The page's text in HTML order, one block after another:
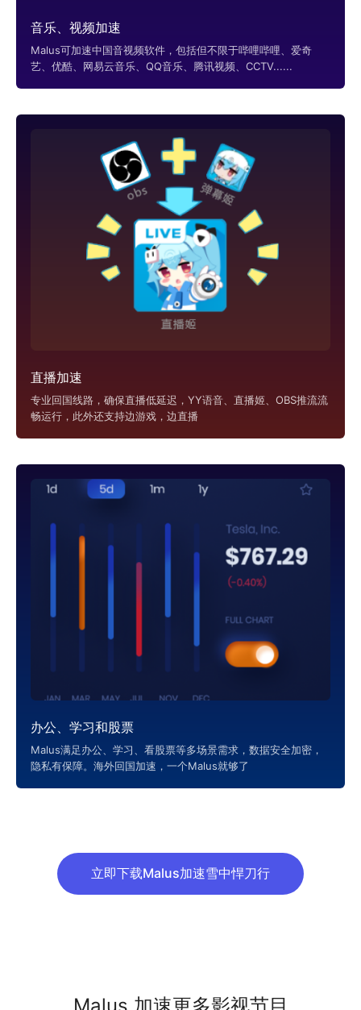
音乐、视频加速
Malus可加速中国音视频软件，包括但不限于哔哩哔哩、爱奇
艺、优酷、网易云音乐、QQ音乐、腾讯视频、CCTV......
直播加速
专业回国线路，确保直播低延迟，YY语音、直播姬、OBS推流流
畅运行，此外还支持边游戏，边直播
办公、学习和股票
Malus满足办公、学习、看股票等多场景需求，数据安全加密，
隐私有保障。海外回国加速，一个Malus就够了
立即下载Malus加速雪中悍刀行